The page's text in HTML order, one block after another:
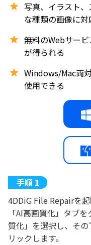
写真、イラスト
な種類の画像に対
無料のWebサー
が得られる
Windows/Mac両
使用できる
4DDiG File Repairを
「AI高画質化」タブ
質化」を選択し、そ
リックします。